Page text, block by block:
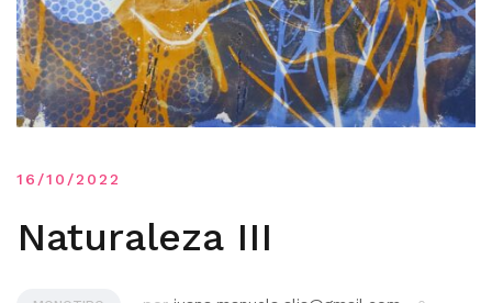
16/10/2022
Naturaleza III